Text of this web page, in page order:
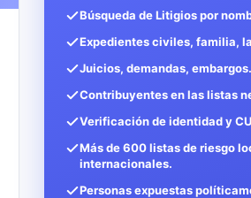
Búsqueda de Litigios por
Expedientes civiles, familia,
Juicios, demandas, embargos.
Contribuyentes en las listas
Verificación de identidad y
Más de 600 listas de riesgo
internacionales.
Personas expuestas